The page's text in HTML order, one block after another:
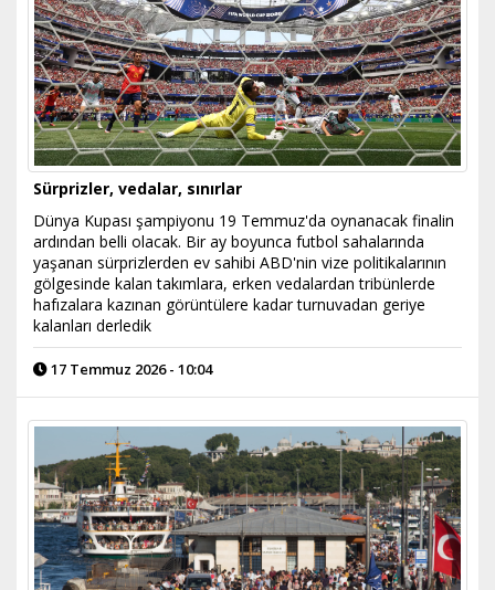
Sürprizler, vedalar, sınırlar
Dünya Kupası şampiyonu 19 Temmuz'da oynanacak finalin
ardından belli olacak. Bir ay boyunca futbol sahalarında
yaşanan sürprizlerden ev sahibi ABD'nin vize politikalarının
gölgesinde kalan takımlara, erken vedalardan tribünlerde
hafızalara kazınan görüntülere kadar turnuvadan geriye
kalanları derledik
17 Temmuz 2026 - 10:04